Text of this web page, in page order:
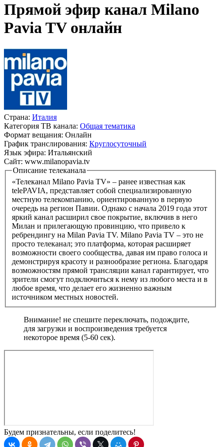
Прямой эфир канал Milano
Pavia TV онлайн
Страна: Италия
Категория ТВ канала: Общая тематика
Формат вещания: Онлайн
График транслирования: Круглосуточный
Язык эфира: Итальянский
Сайт: www.milanopavia.tv
Описание телеканала
«Телеканал Milano Pavia TV» – ранее известная как
telePAVIA, представляет собой специализированную
местную телекомпанию, ориентированную в первую
очередь на регион Павии. Однако с начала 2019 года этот
яркий канал расширил свое покрытие, включив в него
Милан и прилегающую провинцию, что привело к
ребрендингу на Milan Pavia TV. Milano Pavia TV – это не
просто телеканал; это платформа, которая расширяет
возможности своего сообщества, давая им право голоса и
демонстрируя красоту и разнообразие региона. Благодаря
возможностям прямой трансляции канал гарантирует, что
зрители смогут подключиться к нему из любого места и в
любое время, что делает его жизненно важным
источником местных новостей.
Внимание! не спешите переключать, подождите,
для загрузки и воспроизведения требуется
некоторое время (5-60 сек).
Будем признательны, если поделитесь!